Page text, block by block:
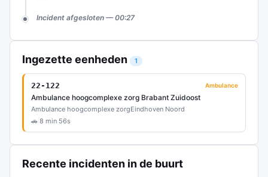
Incident afgesloten — 00:27
Ingezette eenheden 1
22-122 Ambulance
Ambulance hoogcomplexe zorg Brabant Zuidoost
Ambulance hoogcomplexe zorgEindhoven Noord
🚗 8 min 56s
Recente incidenten in de buurt